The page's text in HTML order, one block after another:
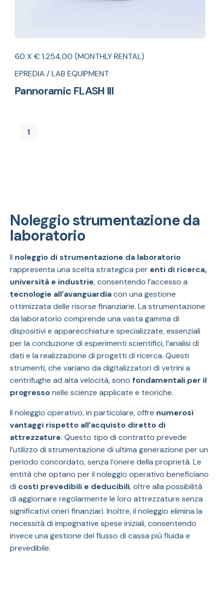
60 X € 1.254,00 (MONTHLY RENTAL)
EPREDIA / LAB EQUIPMENT
Pannoramic FLASH III
1
Noleggio strumentazione da
laboratorio
Il noleggio di strumentazione da laboratorio
rappresenta una scelta strategica per enti di ricerca,
università e industrie, consentendo l’accesso a
tecnologie all’avanguardiacon una gestione
ottimizzata delle risorse finanziarie. La strumentazione
da laboratorio comprende una vasta gamma di
dispositivi e apparecchiature specializzate, essenziali
per la conduzione di esperimenti scientifici, l’analisi di
dati e la realizzazione di progetti di ricerca. Questi
strumenti, che variano da digitalizzatori di vetrini a
centrifughe ad alta velocità, sono fondamentali per il
progressonelle scienze applicate e teoriche.
Il noleggio operativo, in particolare, offre numerosi
vantaggi rispetto all’acquisto diretto di
attrezzature. Questo tipo di contratto prevede
l’utilizzo di strumentazione di ultima generazione per un
periodo concordato, senza l’onere della proprietà. Le
entità che optano per il noleggio operativo beneficiano
di costi prevedibili e deducibili, oltre alla possibilità
di aggiornare regolarmente le loro attrezzature senza
significativi oneri finanziari. Inoltre, il noleggio elimina la
necessità di impegnative spese iniziali, consentendo
invece una gestione del flusso di cassa più fluida e
prevedibile.